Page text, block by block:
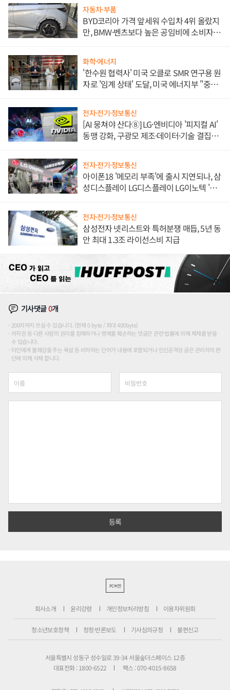
자동차·부품
BYD코리아 가격 앞세워 수입차 4위 올랐지
만, BMW·벤츠보다 높은 공임비에 소비자
화학·에너지
'한수원 협력사' 미국 오클로 SMR 연구용 원
자로 '임계 상태' 도달, 미국 에너지부 "중요
전자·전기·정보통신
[AI 뭉쳐야 산다⑧] LG·엔비디아 '피지컬 AI'
동맹 강화, 구광모 제조·데이터·기술 결집
전자·전기·정보통신
아이폰18 '메모리 부족'에 출시 지연되나, 삼
성디스플레이 LG디스플레이 LG이노텍 '탈
전자·전기·정보통신
삼성전자 넷리스트와 특허분쟁 매듭, 5년 동
안 최대 1.3조 라이선스비 지급
기사댓글0개
200자까지 쓰실 수 있습니다. (현재 0 byte / 최대 400byte)
저작권 등 다른 사람의 권리를 침해하거나 명예를 훼손하는 댓글은 관련 법률에 의해 제재를 받을
수 있습니다.
타인에게 불쾌감을 주는 욕설 등 비하하는 단어가 내용에 포함되거나 인신공격성 글은 관리자의 판
단에 의해 삭제 합니다.
PC버전
회사소개 윤리강령 개인정보처리방침 이용자위원회
청소년보호정책 정정·반론보도 기사심의규정 불편신고
서울특별시 성동구 성수일로 39-34 서울숲더스페이스 12층
대표전화 : 1800-6522
팩스 : 070-4015-8658